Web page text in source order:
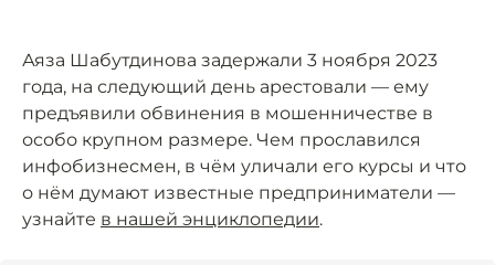
Аяза Шабутдинова задержали 3 ноября 2023
года, на следующий день арестовали — ему
предъявили обвинения в мошенничестве в
особо крупном размере. Чем прославился
инфобизнесмен, в чём уличали его курсы и что
о нём думают известные предприниматели —
узнайте в нашей энциклопедии.